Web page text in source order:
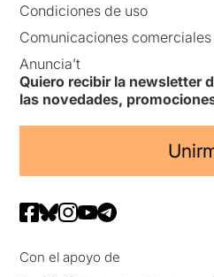
Condiciones de uso
Comunicaciones
Anuncia’t
Quiero recibir la newsletter
las novedades,
Con el apoyo de